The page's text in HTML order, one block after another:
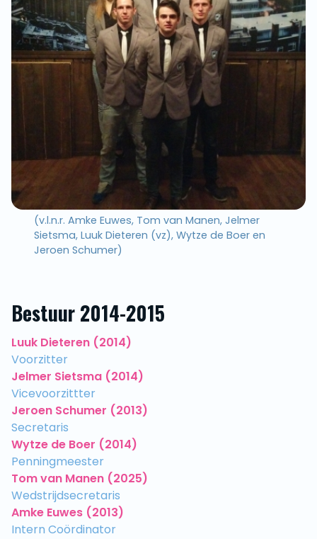
(v.l.n.r. Amke Euwes, Tom van Manen, Jelmer
Sietsma, Luuk Dieteren (vz), Wytze de Boer en
Jeroen Schumer)
Bestuur 2014-2015
Luuk Dieteren (2014)
Voorzitter
Jelmer Sietsma (2014)
Vicevoorzittter
Jeroen Schumer (2013)
Secretaris
Wytze de Boer (2014)
Penningmeester
Tom van Manen (2025)
Wedstrijdsecretaris
Amke Euwes (2013)
Intern Coördinator